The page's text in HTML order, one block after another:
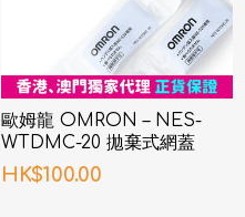
歐姆龍 OMRON – NES-
WTDMC-20 拋棄式網蓋
HK$100.00